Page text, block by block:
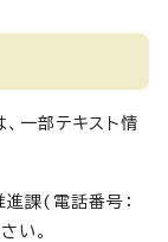
、一部テキスト情
課(電話番号：
い。